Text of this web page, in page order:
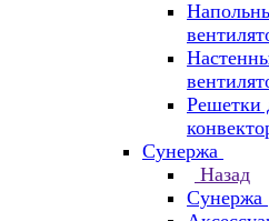
Решетки
Сунержа
Назад
Сунержа